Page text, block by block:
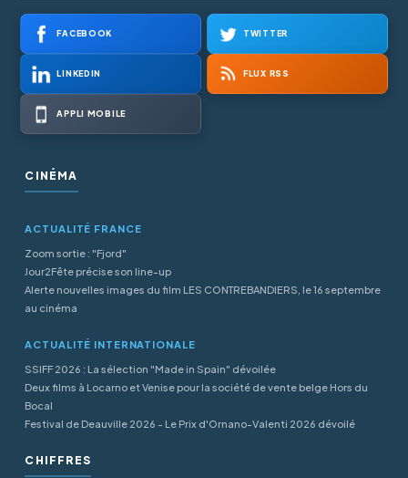
FACEBOOK TWITTER
LINKEDIN FLUX RSS
APPLI MOBILE
CINÉMA
ACTUALITÉ FRANCE
Zoom sortie : "Fjord"
Jour2Fête précise son line-up
Alerte nouvelles images du film LES CONTREBANDIERS, le 16 septembre
au cinéma
ACTUALITÉ INTERNATIONALE
SSIFF 2026 : La sélection "Made in Spain" dévoilée
Deux films à Locarno et Venise pour la société de vente belge Hors du
Bocal
Festival de Deauville 2026 - Le Prix d'Ornano-Valenti 2026 dévoilé
CHIFFRES